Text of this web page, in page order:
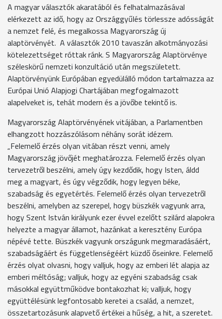
A magyar választók akaratából és felhatalmazásával
elérkezett az idő, hogy az Országgyűlés törlessze adósságát
a nemzet felé, és megalkossa Magyarország új
alaptörvényét. A választók 2010 tavaszán alkotmányozási
kötelezettséget róttak ránk. S Magyarország Alaptörvénye
széleskörű nemzeti konzultáció után megszületett.
Alaptörvényünk Európában egyedülálló módon tartalmazza az
Európai Unió Alapjogi Chartájában megfogalmazott
alapelveket is, tehát modern és a jövőbe tekintő is.
Magyarország Alaptörvényének vitájában, a Parlamentben
elhangzott hozzászólásom néhány sorát idézem.
„Felemelő érzés olyan vitában részt venni, amely
Magyarország jövőjét meghatározza. Felemelő érzés olyan
tervezetről beszélni, amely úgy kezdődik, hogy Isten, áldd
meg a magyart, és úgy végződik, hogy legyen béke,
szabadság és egyetértés. Felemelő érzés olyan tervezetről
beszélni, amelyben az szerepel, hogy büszkék vagyunk arra,
hogy Szent István királyunk ezer évvel ezelőtt szilárd alapokra
helyezte a magyar államot, hazánkat a keresztény Európa
népévé tette. Büszkék vagyunk országunk megmaradásáért,
szabadságáért és függetlenségéért küzdő őseinkre. Felemelő
érzés olyat olvasni, hogy valljuk, hogy az emberi lét alapja az
emberi méltóság; valljuk, hogy az egyéni szabadság csak
másokkal együttműködve bontakozhat ki; valljuk, hogy
együttélésünk legfontosabb keretei a család, a nemzet,
összetartozásunk alapvető értékei a hűség, a hit, a szeretet.